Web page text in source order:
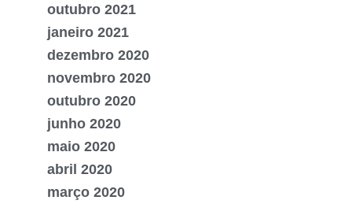
outubro 2021
janeiro 2021
dezembro 2020
novembro 2020
outubro 2020
junho 2020
maio 2020
abril 2020
março 2020